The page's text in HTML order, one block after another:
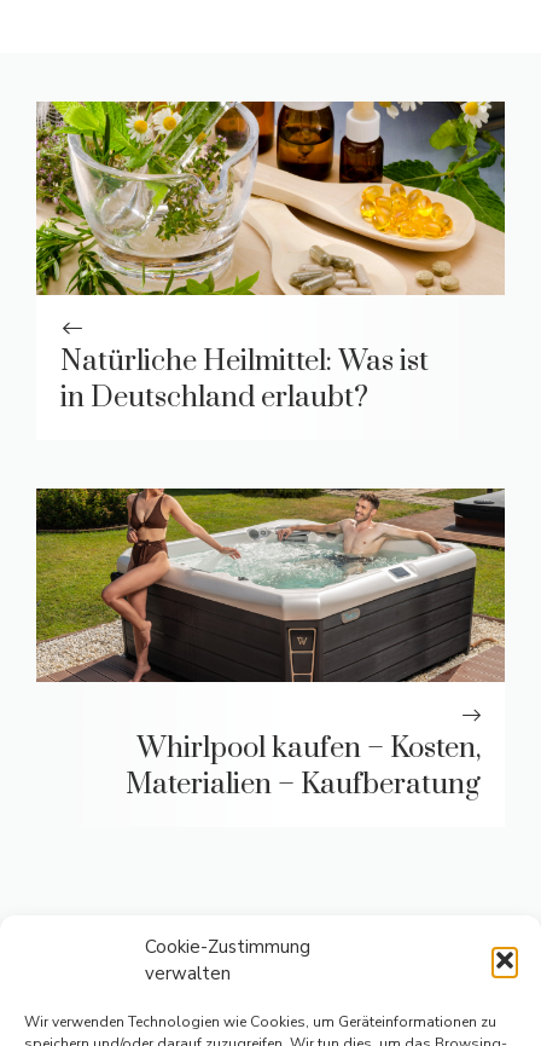
Cookie-Zustimmung
verwalten
Wir verwenden Technologien wie Cookies, um Geräteinformationen zu
Natürliche Heilmittel: Was ist
in Deutschland erlaubt?
Whirlpool kaufen – Kosten,
Materialien – Kaufberatung